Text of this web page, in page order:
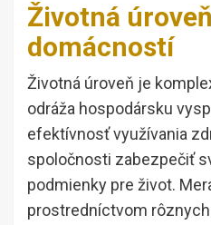
Životná úroveň
domácností
Životná úroveň je
odráža hospodársku
efektívnosť využívania
spoločnosti zabezpečiť
podmienky pre život.
prostredníctvom